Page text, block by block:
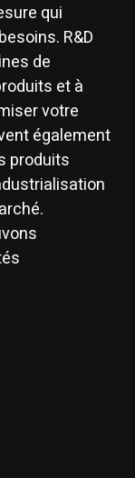
qui
R&D
de
et à
votre
également
produits
production